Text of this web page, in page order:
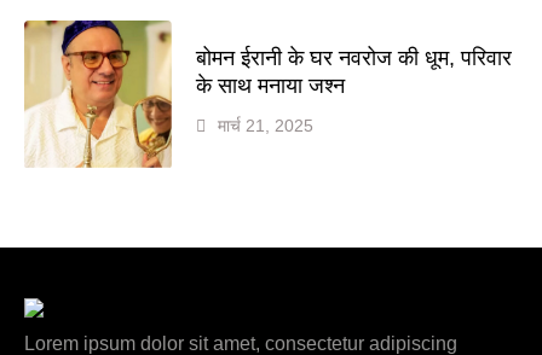
बोमन ईरानी के घर नवरोज की धूम, परिवार
के साथ मनाया जश्न
मार्च 21, 2025
Lorem ipsum dolor sit amet, consectetur adipiscing